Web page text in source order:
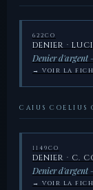
622CO
DENIER ·
Denier d'argent
→ VOIR LA
CAIUS COELIUS
1149CO
DENIER · C.
Denier d'argent
→ VOIR LA